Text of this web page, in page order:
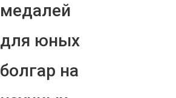
медалей
для юных
болгар на